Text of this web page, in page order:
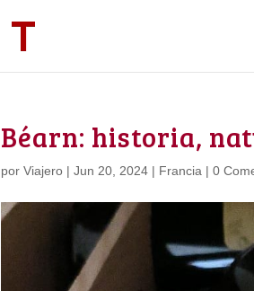
Béarn: historia,
porViajero |Jun 20, 2024 | Francia |0